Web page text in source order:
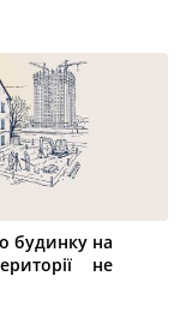
будинку на
не